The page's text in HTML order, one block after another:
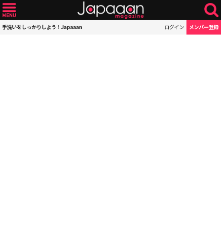
手洗いをしっかりしよう！Japaaan ログイン メンバー登録